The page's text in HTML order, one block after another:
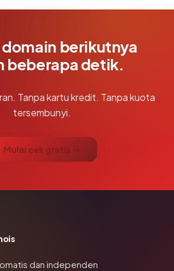
domain berikutnya
beberapa detik.
Tanpa kartu kredit. Tanpa kuota
tersembunyi.
Mulai cek gratis →
dan independen